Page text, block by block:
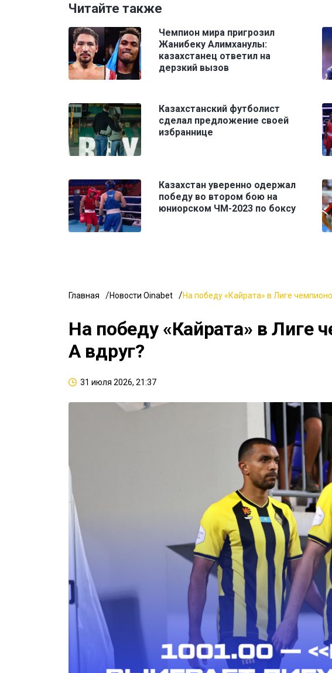
Читайте также
Чемпион мира пригрозил
Жанибеку Алимханулы:
казахстанец ответил на
дерзкий вызов
Казахстанский футболист
сделал предложение своей
избраннице
Казахстан уверенно одержал
победу во втором бою на
юниорском ЧМ-2023 по боксу
Главная Новости Oinabet На победу «Кайрата» в Лиге
На победу «Кайрата» в Лиге
А вдруг?
31 июля 2026, 21:37